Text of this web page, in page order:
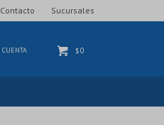
$0
Contacto Sucursales